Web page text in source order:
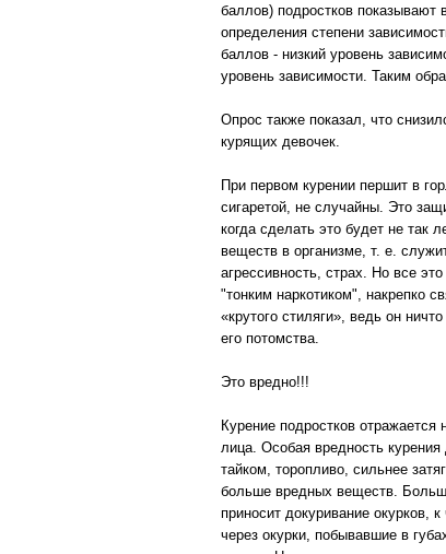
баллов) подростков показывают
определения степени
баллов - низкий уровень
уровень зависимости. Таким
Опрос также показал, что
курящих девочек.
При первом курении першит в
сигаретой, не случайны. Это
когда сделать это будет не так
веществ в организме, т. е.
агрессивность, страх. Но все
"тонким наркотиком", накрепко
«крутого стиляги», ведь он
его потомства.
Это вредно!!!
Курение подростков
лица. Особая вредность
тайком, торопливо, сильнее
больше вредных веществ.
приносит докуривание окурков,
через окурки, побывавшие в